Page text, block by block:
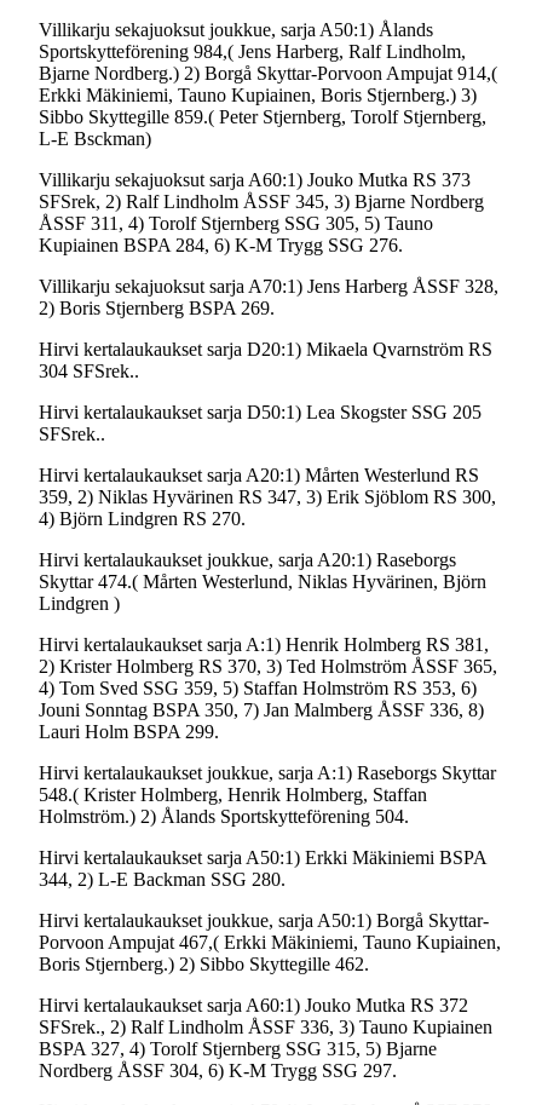
Villikarju sekajuoksut joukkue, sarja A50:1) Ålands
Sportskytteförening 984,( Jens Harberg, Ralf Lindholm,
Bjarne Nordberg.) 2) Borgå Skyttar-Porvoon Ampujat 914,(
Erkki Mäkiniemi, Tauno Kupiainen, Boris Stjernberg.) 3)
Sibbo Skyttegille 859.( Peter Stjernberg, Torolf Stjernberg,
L-E Bsckman)
Villikarju sekajuoksut sarja A60:1) Jouko Mutka RS 373
SFSrek, 2) Ralf Lindholm ÅSSF 345, 3) Bjarne Nordberg
ÅSSF 311, 4) Torolf Stjernberg SSG 305, 5) Tauno
Kupiainen BSPA 284, 6) K-M Trygg SSG 276.
Villikarju sekajuoksut sarja A70:1) Jens Harberg ÅSSF 328,
2) Boris Stjernberg BSPA 269.
Hirvi kertalaukaukset sarja D20:1) Mikaela Qvarnström RS
304 SFSrek..
Hirvi kertalaukaukset sarja D50:1) Lea Skogster SSG 205
SFSrek..
Hirvi kertalaukaukset sarja A20:1) Mårten Westerlund RS
359, 2) Niklas Hyvärinen RS 347, 3) Erik Sjöblom RS 300,
4) Björn Lindgren RS 270.
Hirvi kertalaukaukset joukkue, sarja A20:1) Raseborgs
Skyttar 474.( Mårten Westerlund, Niklas Hyvärinen, Björn
Lindgren )
Hirvi kertalaukaukset sarja A:1) Henrik Holmberg RS 381,
2) Krister Holmberg RS 370, 3) Ted Holmström ÅSSF 365,
4) Tom Sved SSG 359, 5) Staffan Holmström RS 353, 6)
Jouni Sonntag BSPA 350, 7) Jan Malmberg ÅSSF 336, 8)
Lauri Holm BSPA 299.
Hirvi kertalaukaukset joukkue, sarja A:1) Raseborgs Skyttar
548.( Krister Holmberg, Henrik Holmberg, Staffan
Holmström.) 2) Ålands Sportskytteförening 504.
Hirvi kertalaukaukset sarja A50:1) Erkki Mäkiniemi BSPA
344, 2) L-E Backman SSG 280.
Hirvi kertalaukaukset joukkue, sarja A50:1) Borgå Skyttar-
Porvoon Ampujat 467,( Erkki Mäkiniemi, Tauno Kupiainen,
Boris Stjernberg.) 2) Sibbo Skyttegille 462.
Hirvi kertalaukaukset sarja A60:1) Jouko Mutka RS 372
SFSrek., 2) Ralf Lindholm ÅSSF 336, 3) Tauno Kupiainen
BSPA 327, 4) Torolf Stjernberg SSG 315, 5) Bjarne
Nordberg ÅSSF 304, 6) K-M Trygg SSG 297.